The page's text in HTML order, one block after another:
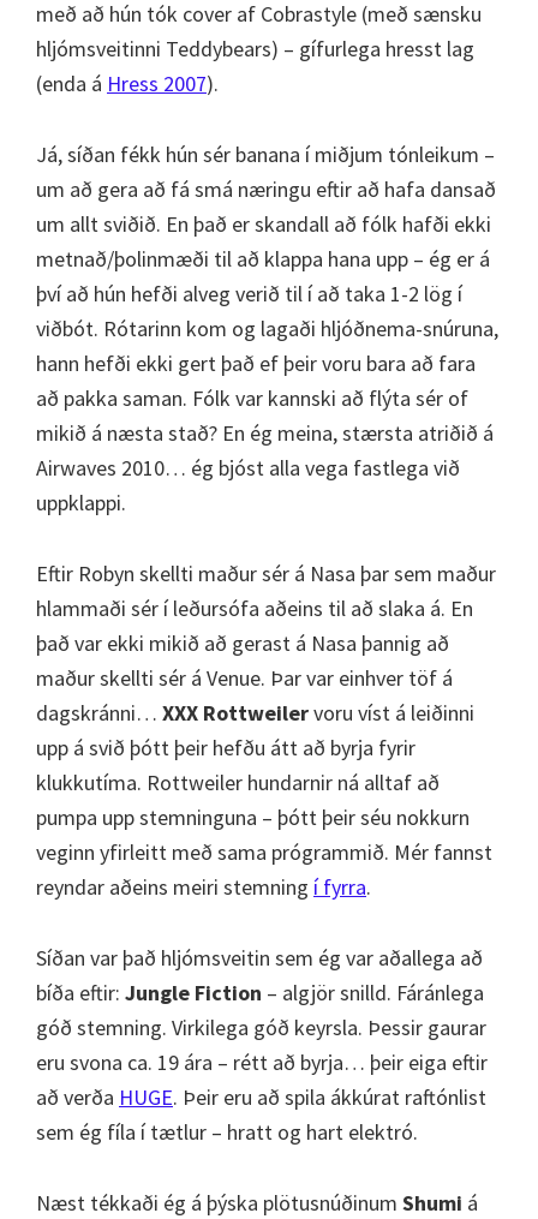
með að hún tók cover af Cobrastyle (með sænsku
hljómsveitinni Teddybears) – gífurlega hresst lag
(enda á Hress 2007).
Já, síðan fékk hún sér banana í miðjum tónleikum –
um að gera að fá smá næringu eftir að hafa dansað
um allt sviðið. En það er skandall að fólk hafði ekki
metnað/þolinmæði til að klappa hana upp – ég er á
því að hún hefði alveg verið til í að taka 1-2 lög í
viðbót. Rótarinn kom og lagaði hljóðnema-snúruna,
hann hefði ekki gert það ef þeir voru bara að fara
að pakka saman. Fólk var kannski að flýta sér of
mikið á næsta stað? En ég meina, stærsta atriðið á
Airwaves 2010… ég bjóst alla vega fastlega við
uppklappi.
Eftir Robyn skellti maður sér á Nasa þar sem maður
hlammaði sér í leðursófa aðeins til að slaka á. En
það var ekki mikið að gerast á Nasa þannig að
maður skellti sér á Venue. Þar var einhver töf á
dagskránni… XXX Rottweilervoru víst á leiðinni
upp á svið þótt þeir hefðu átt að byrja fyrir
klukkutíma. Rottweiler hundarnir ná alltaf að
pumpa upp stemninguna – þótt þeir séu nokkurn
veginn yfirleitt með sama prógrammið. Mér fannst
reyndar aðeins meiri stemning í fyrra.
Síðan var það hljómsveitin sem ég var aðallega að
bíða eftir: Jungle Fiction – algjör snilld. Fáránlega
góð stemning. Virkilega góð keyrsla. Þessir gaurar
eru svona ca. 19 ára – rétt að byrja… þeir eiga eftir
að verða HUGE. Þeir eru að spila ákkúrat raftónlist
sem ég fíla í tætlur – hratt og hart elektró.
Næst tékkaði ég á þýska plötusnúðinum Shumi á